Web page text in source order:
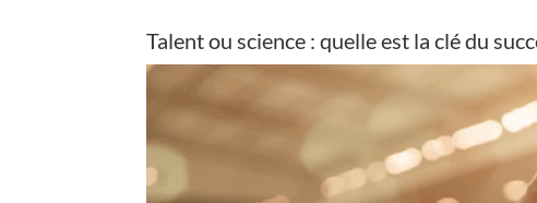
Talent ou science : quelle est la clé du